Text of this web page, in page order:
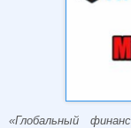
«Глобальный